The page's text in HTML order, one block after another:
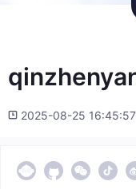
2025-08-25